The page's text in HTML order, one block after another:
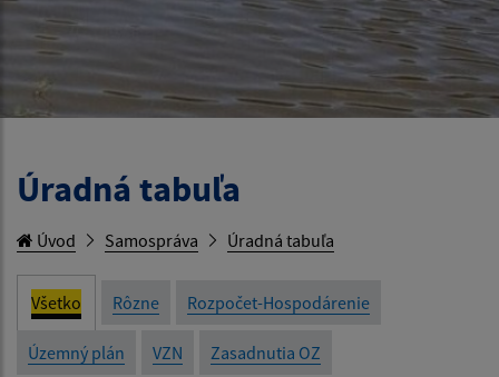
Úradná tabuľa
Úvod Samospráva Úradná tabuľa
Všetko Rôzne Rozpočet-Hospodárenie
Územný plán VZN Zasadnutia OZ